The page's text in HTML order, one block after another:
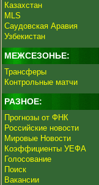
Казахстан
MLS
Саудовская Аравия
Узбекистан
МЕЖСЕЗОНЬЕ:
Трансферы
Контрольные матчи
РАЗНОЕ:
Прогнозы от ФНК
Российские новости
Мировые Новости
Коэффициенты УЕФА
Голосование
Поиск
Вакансии